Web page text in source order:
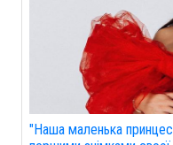
"Наша маленька